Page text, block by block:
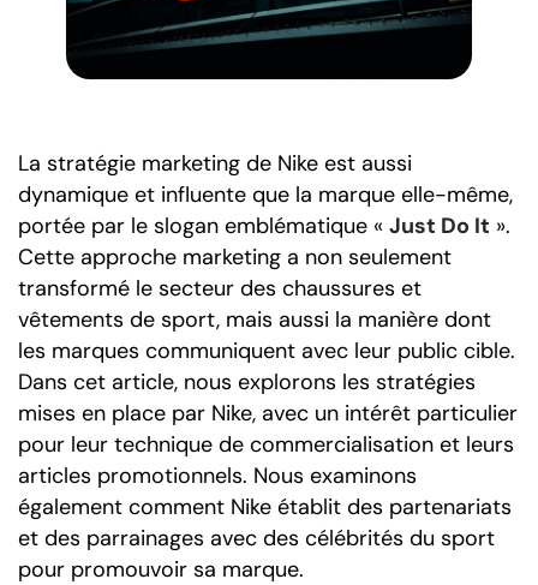
La stratégie marketing de Nike est aussi
dynamique et influente que la marque elle-même,
portée par le slogan emblématique « Just Do It ».
Cette approche marketing a non seulement
transformé le secteur des chaussures et
vêtements de sport, mais aussi la manière dont
les marques communiquent avec leur public cible.
Dans cet article, nous explorons les stratégies
mises en place par Nike, avec un intérêt particulier
pour leur technique de commercialisation et leurs
articles promotionnels. Nous examinons
également comment Nike établit des partenariats
et des parrainages avec des célébrités du sport
pour promouvoir sa marque.